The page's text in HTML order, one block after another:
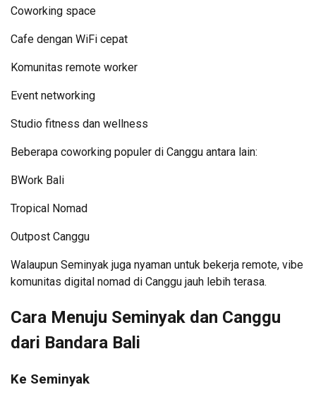
Coworking space
Cafe dengan WiFi cepat
Komunitas remote worker
Event networking
Studio fitness dan wellness
Beberapa coworking populer di Canggu antara lain:
BWork Bali
Tropical Nomad
Outpost Canggu
Walaupun Seminyak juga nyaman untuk bekerja remote, vibe
komunitas digital nomad di Canggu jauh lebih terasa.
Cara Menuju Seminyak dan Canggu
dari Bandara Bali
Ke Seminyak